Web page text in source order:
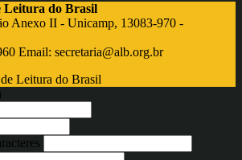
Leitura do Brasil
Anexo II - Unicamp, 13083-970 -
Email: secretaria@alb.org.br